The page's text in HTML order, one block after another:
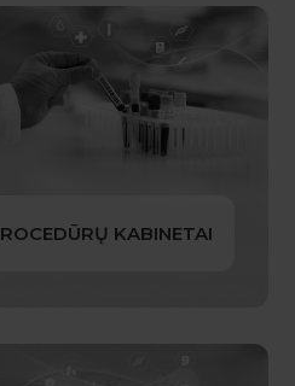
KABINETAI